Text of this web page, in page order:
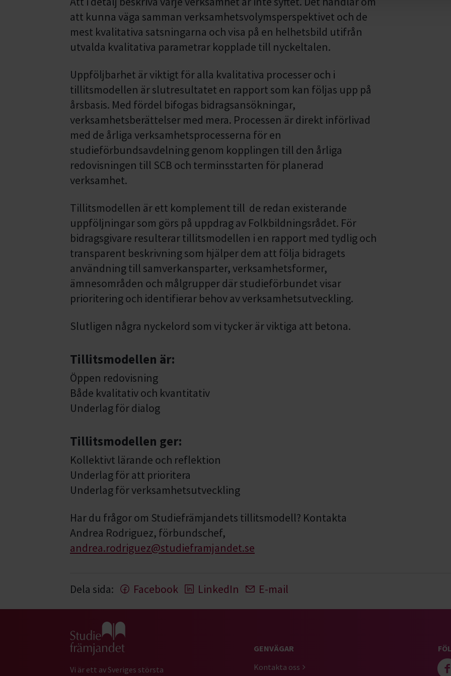
att kunna väga samman verksamhetsvolymsperspektivet och de
mest kvalitativa satsningarna och visa på en helhetsbild utifrån
utvalda kvalitativa parametrar kopplade till nyckeltalen.
Uppföljbarhet är viktigt för alla kvalitativa processer och i
tillitsmodellen är slutresultatet en rapport som kan följas upp på
årsbasis. Med fördel bifogas bidragsansökningar,
verksamhetsberättelser med mera. Processen är direkt införlivad
med de årliga verksamhetsprocesserna för en
studieförbundsavdelning genom kopplingen till den årliga
redovisningen till SCB och terminsstarten för planerad
verksamhet.
Tillitsmodellen är ett komplement till de redan existerande
uppföljningar som görs på uppdrag av Folkbildningsrådet. För
bidragsgivare resulterar tillitsmodellen i en rapport med tydlig och
transparent beskrivning som hjälper dem att följa bidragets
användning till samverkansparter, verksamhetsformer,
ämnesområden och målgrupper där studieförbundet visar
prioritering och identifierar behov av verksamhetsutveckling.
Slutligen några nyckelord som vi tycker är viktiga att betona.
Tillitsmodellen är:
Öppen redovisning
Både kvalitativ och kvantitativ
Underlag för dialog
Tillitsmodellen ger:
Kollektivt lärande och reflektion
Underlag för att prioritera
Underlag för verksamhetsutveckling
Har du frågor om Studiefrämjandets tillitsmodell? Kontakta
Andrea Rodriguez, förbundschef,
andrea.rodriguez@studieframjandet.se
Dela sida: Facebook LinkedIn E-mail
Gå till studiefrämjandets startsida
Vi är ett av Sveriges största
GENVÄGAR
Kontakta oss